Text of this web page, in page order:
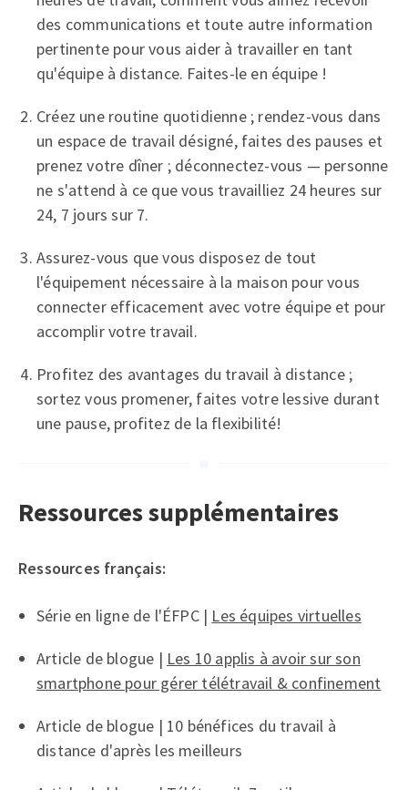
des communications et toute autre information
pertinente pour vous aider à travailler en tant
qu'équipe à distance. Faites-le en équipe !
Créez une routine quotidienne ; rendez-vous dans
un espace de travail désigné, faites des pauses et
prenez votre dîner ; déconnectez-vous — personne
ne s'attend à ce que vous travailliez 24 heures sur
24, 7 jours sur 7.
Assurez-vous que vous disposez de tout
l'équipement nécessaire à la maison pour vous
connecter efficacement avec votre équipe et pour
accomplir votre travail.
Profitez des avantages du travail à distance ;
sortez vous promener, faites votre lessive durant
une pause, profitez de la flexibilité!
Ressources supplémentaires
Ressources français:
Série en ligne de l'ÉFPC | Les équipes virtuelles
Article de blogue | Les 10 applis à avoir sur son
smartphone pour gérer télétravail & confinement
Article de blogue | 10 bénéfices du travail à
distance d'après les meilleurs